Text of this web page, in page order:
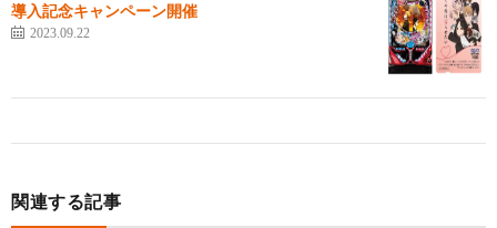
導入記念キャンペーン開催
2023.09.22
関連する記事